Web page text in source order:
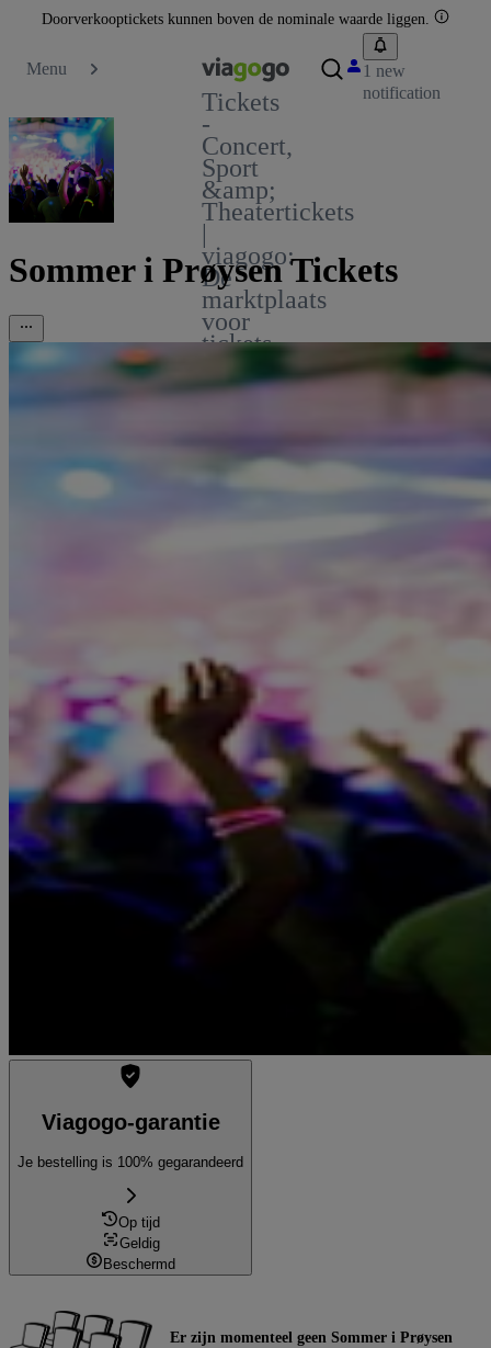
Doorverkooptickets kunnen boven de nominale waarde liggen.
Menu
Tickets
-
Concert,
Sport
&amp;
Theatertickets
|
viagogo:
De
marktplaats
voor
tickets
1 new
notification
Sommer i Prøysen Tickets
Viagogo-garantie
Je bestelling is 100% gegarandeerd
Op tijd
Geldig
Beschermd
Er zijn momenteel geen Sommer i Prøysen